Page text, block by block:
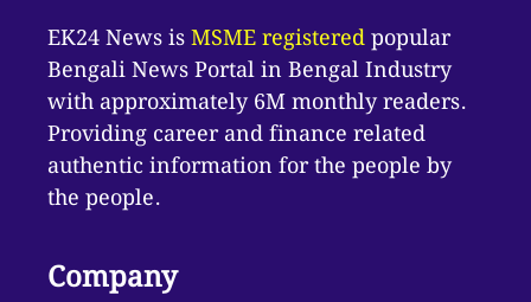
EK24 News isMSME registeredpopular
Bengali News Portal in Bengal Industry
with approximately 6M monthly readers.
Providing career and finance related
authentic information for the people by
the people.
Company